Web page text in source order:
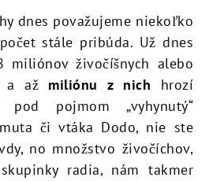
dnes považujeme niekoľko
stále pribúda. Už dnes
miliónov živočíšnych alebo
a až miliónu z nich hrozí
pojmom „vyhynutý“
či vtáka Dodo, nie ste
no množstvo živočíchov,
radia, nám takmer